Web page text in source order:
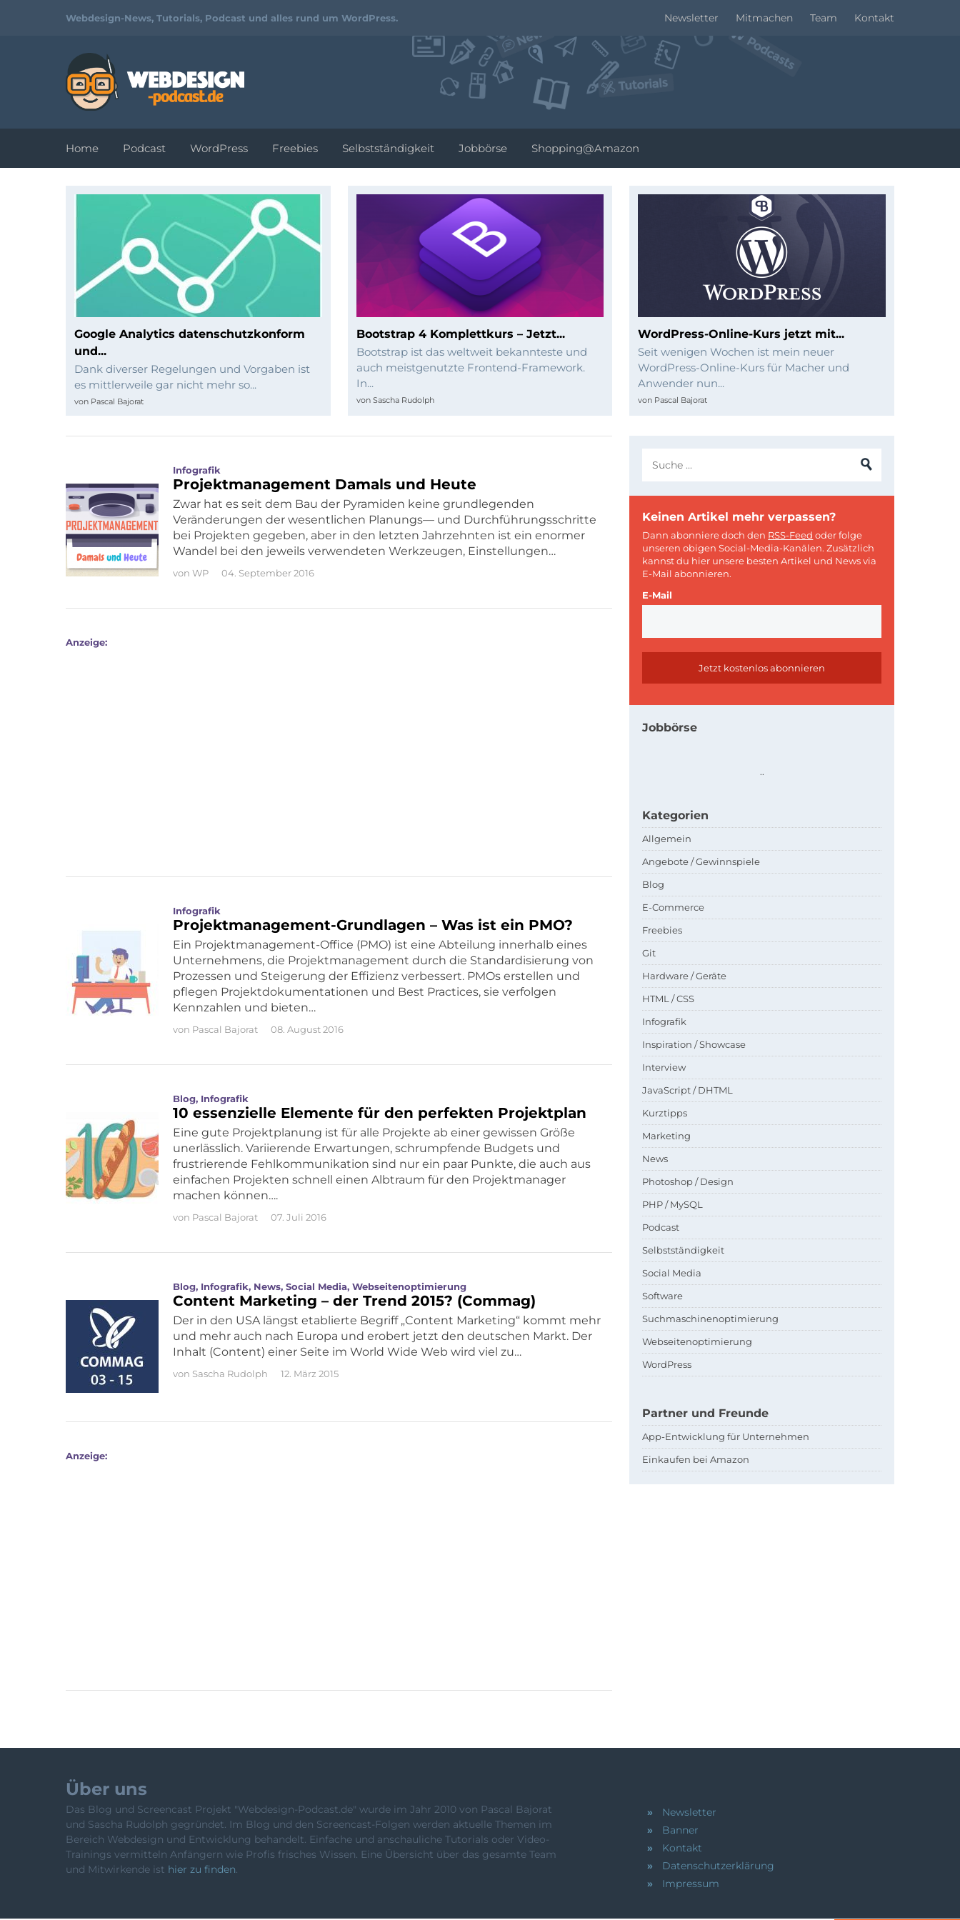
Webdesign-News, Tutorials, Podcast und alles rund um WordPress. Newsletter Mitmachen Team Kontakt
Tutorials und
Video-
Workshops zu
Webdesign
und
Programmierung
Home Podcast WordPress Freebies Selbstständigkeit Jobbörse Shopping@Amazon
Google Analytics datenschutzkonform
und...
Dank diverser Regelungen und Vorgaben ist
es mittlerweile gar nicht mehr so...
von Pascal Bajorat
Bootstrap 4 Komplettkurs – Jetzt...
Bootstrap ist das weltweit bekannteste und
auch meistgenutzte Frontend-Framework.
In...
von Sascha Rudolph
WordPress-Online-Kurs jetzt mit...
Seit wenigen Wochen ist mein neuer
WordPress-Online-Kurs für Macher und
Anwender nun...
von Pascal Bajorat
Infografik
Projektmanagement Damals und Heute
Zwar hat es seit dem Bau der Pyramiden keine grundlegenden
Veränderungen der wesentlichen Planungs— und Durchführungsschritte
bei Projekten gegeben, aber in den letzten Jahrzehnten ist ein enormer
Wandel bei den jeweils verwendeten Werkzeugen, Einstellungen…
von WP 04. September 2016
Anzeige:
Infografik
Projektmanagement-Grundlagen – Was ist ein PMO?
Ein Projektmanagement-Office (PMO) ist eine Abteilung innerhalb eines
Unternehmens, die Projektmanagement durch die Standardisierung von
Prozessen und Steigerung der Effizienz verbessert. PMOs erstellen und
pflegen Projektdokumentationen und Best Practices, sie verfolgen
Kennzahlen und bieten…
von Pascal Bajorat 08. August 2016
Blog, Infografik
10 essenzielle Elemente für den perfekten Projektplan
Eine gute Projektplanung ist für alle Projekte ab einer gewissen Größe
unerlässlich. Variierende Erwartungen, schrumpfende Budgets und
frustrierende Fehlkommunikation sind nur ein paar Punkte, die auch aus
einfachen Projekten schnell einen Albtraum für den Projektmanager
machen können….
von Pascal Bajorat 07. Juli 2016
Blog, Infografik, News, Social Media, Webseitenoptimierung
Content Marketing – der Trend 2015? (Commag)
Der in den USA längst etablierte Begriff „Content Marketing“ kommt mehr
und mehr auch nach Europa und erobert jetzt den deutschen Markt. Der
Inhalt (Content) einer Seite im World Wide Web wird viel zu…
von Sascha Rudolph 12. März 2015
Anzeige:
Keinen Artikel mehr verpassen?
Dann abonniere doch den RSS-Feed oder folge
unseren obigen Social-Media-Kanälen. Zusätzlich
kannst du hier unsere besten Artikel und News via
E-Mail abonnieren.
E-Mail
Jobbörse
..
Kategorien
Allgemein
Angebote / Gewinnspiele
Blog
E-Commerce
Freebies
Git
Hardware / Geräte
HTML / CSS
Infografik
Inspiration / Showcase
Interview
JavaScript / DHTML
Kurztipps
Marketing
News
Photoshop / Design
PHP / MySQL
Podcast
Selbstständigkeit
Social Media
Software
Suchmaschinenoptimierung
Webseitenoptimierung
WordPress
Partner und Freunde
App-Entwicklung für Unternehmen
Einkaufen bei Amazon
Über uns
Das Blog und Screencast Projekt "Webdesign-Podcast.de" wurde im Jahr 2010 von Pascal Bajorat
und Sascha Rudolph gegründet. Im Blog und den Screencast-Folgen werden aktuelle Themen im
Bereich Webdesign und Entwicklung behandelt. Einfache und anschauliche Tutorials oder Video-
Trainings vermitteln Anfängern wie Profis frisches Wissen. Eine Übersicht über das gesamte Team
und Mitwirkende ist hier zu finden.
Newsletter
Banner
Kontakt
Datenschutzerklärung
Impressum